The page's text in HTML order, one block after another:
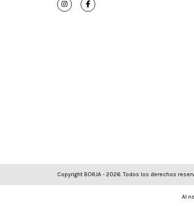
Al
Copyright BORJA - 2026. Todos los derechos